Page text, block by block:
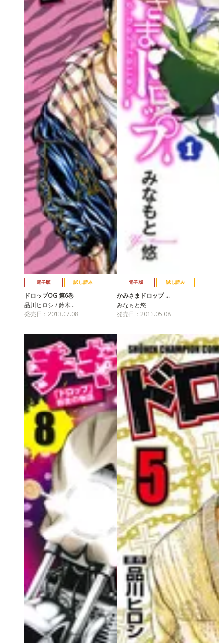
電子版 試し読み
ドロップOG 第6巻
品川ヒロシ / 鈴木…
発売日：2013.07.08
電子版 試し読み
かみさまドロップ …
みなもと悠
発売日：2013.05.08